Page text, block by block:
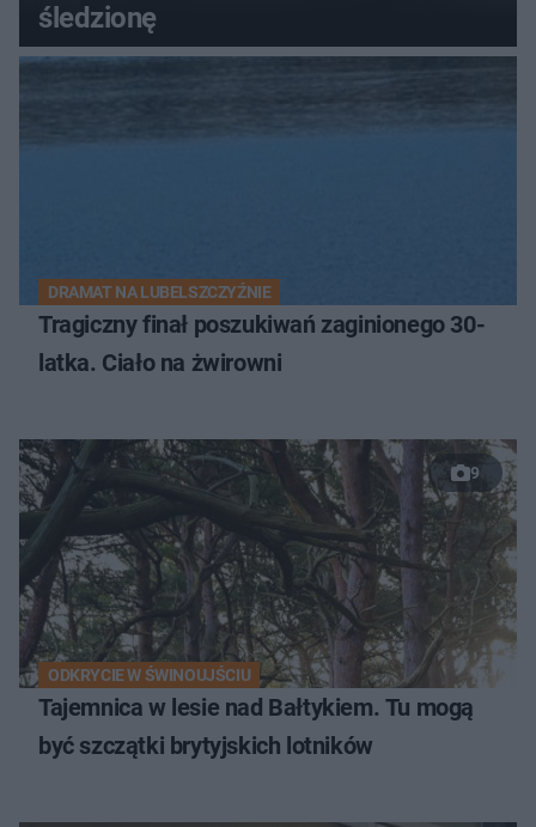
śledzionę
DRAMAT NA LUBELSZCZYŹNIE
Tragiczny finał poszukiwań zaginionego 30-
latka. Ciało na żwirowni
9
ODKRYCIE W ŚWINOUJŚCIU
Tajemnica w lesie nad Bałtykiem. Tu mogą
być szczątki brytyjskich lotników